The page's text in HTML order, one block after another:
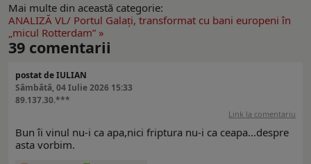
Mai multe din această categorie:
ANALIZĂ VL/ Portul Galaţi, transformat cu bani europeni în
„micul Rotterdam” »
39 comentarii
postat de IULIAN
Sâmbătă, 04 Iulie 2026 15:33
89.137.30.***
Link la comentariu
Bun îi vinul nu-i ca apa,nici friptura nu-i ca ceapa...despre
asta vorbim.